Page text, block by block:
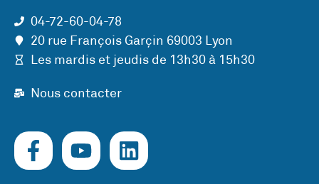
04-72-60-04-78
20 rue François Garçin 69003 Lyon
Les mardis et jeudis de 13h30 à 15h30
Nous contacter